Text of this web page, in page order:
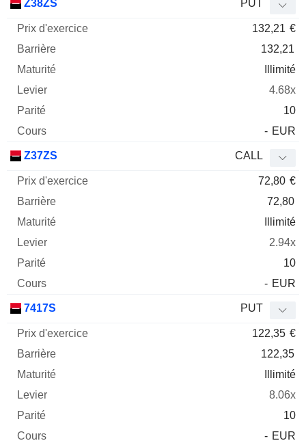
Z38ZS PUT
132,21 €
132,21
Illimité
4.68x
10
- EUR
Z37ZS CALL
72,80 €
72,80
Illimité
2.94x
10
- EUR
7417S PUT
122,35 €
122,35
Illimité
8.06x
10
- EUR